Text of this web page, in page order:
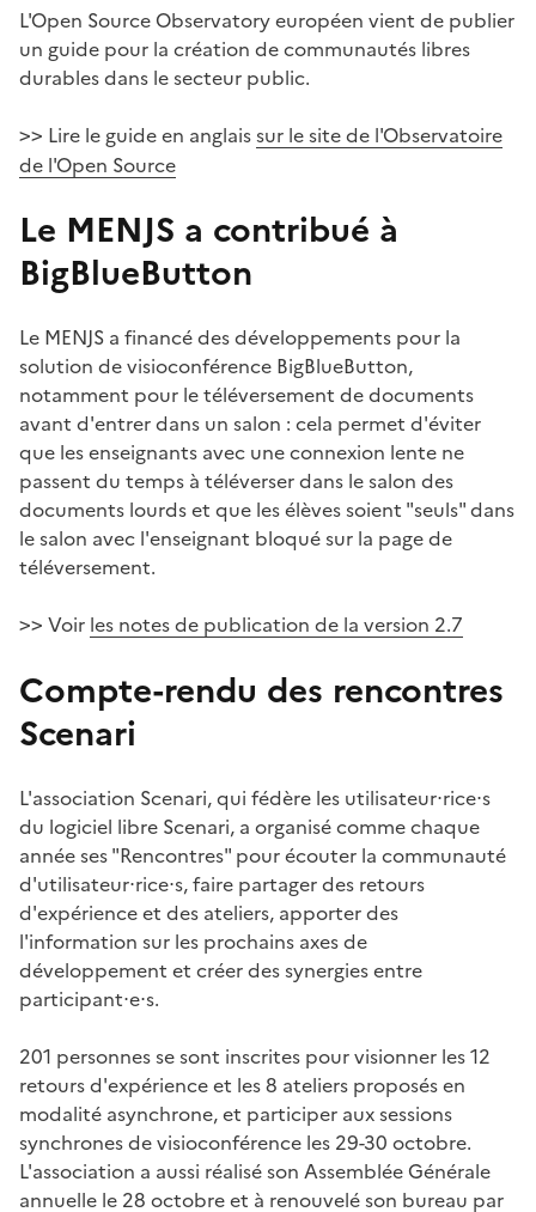
L'Open Source Observatory européen vient de publier
un guide pour la création de communautés libres
durables dans le secteur public.
>> Lire le guide en anglaissur le site de l'Observatoire
de l'Open Source
Le MENJS a contribué à
BigBlueButton
Le MENJS a financé des développements pour la
solution de visioconférence BigBlueButton,
notamment pour le téléversement de documents
avant d'entrer dans un salon : cela permet d'éviter
que les enseignants avec une connexion lente ne
passent du temps à téléverser dans le salon des
documents lourds et que les élèves soient "seuls" dans
le salon avec l'enseignant bloqué sur la page de
téléversement.
>> Voir les notes de publication de la version 2.7
Compte-rendu des rencontres
Scenari
L'association Scenari, qui fédère les utilisateur⋅rice⋅s
du logiciel libre Scenari, a organisé comme chaque
année ses "Rencontres" pour écouter la communauté
d'utilisateur⋅rice⋅s, faire partager des retours
d'expérience et des ateliers, apporter des
l'information sur les prochains axes de
développement et créer des synergies entre
participant⋅e⋅s.
201 personnes se sont inscrites pour visionner les 12
retours d'expérience et les 8 ateliers proposés en
modalité asynchrone, et participer aux sessions
synchrones de visioconférence les 29-30 octobre.
L'association a aussi réalisé son Assemblée Générale
annuelle le 28 octobre et à renouvelé son bureau par